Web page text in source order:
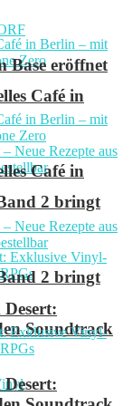
Café in
2 bringt
Soundtrack
Base eröffnet
Café in
2 bringt